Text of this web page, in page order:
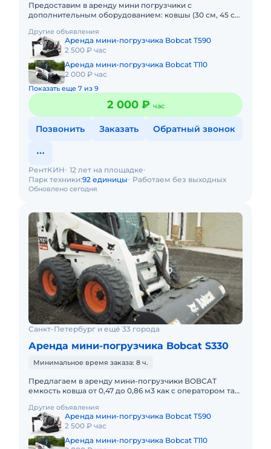
Предоставим в аренду мини погрузчики с
дополнительным оборудованием: ковшы (30 см, 45 см,
Минимальный заказ спецт
Другие объявления
Аренда мини-погрузчика Bobcat T590
2 500 ₽ час
Аренда мини-погрузчика Bobcat T110
2 000 ₽ час
Показать еще 7 из 9
2 000 ₽ час
Позвонить Заказать Обратный звонок
Обновлено сегодня
РентКИН 12 лет на площадке
Парк техники:92 единицы Работаем без выходных
Санкт-Петербург и ещё 33 города
Аренда мини-погрузчика Bobcat S330
Минимальное время заказа: 8 ч.
Предлагаем в аренду мини-погрузчики BOBCAT
емкость ковша от 0,47 до 0,86 м3 как c оператором так
Оплата согласн
Другие объявления
Аренда мини-погрузчика Bobcat T590
2 500 ₽ час
Аренда мини-погрузчика Bobcat T110